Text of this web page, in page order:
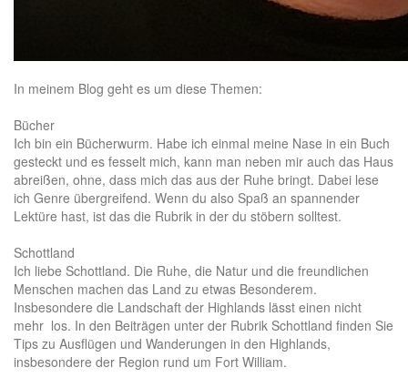
In meinem Blog geht es um diese Themen:
Bücher
Ich bin ein Bücherwurm. Habe ich einmal meine Nase in ein Buch
gesteckt und es fesselt mich, kann man neben mir auch das Haus
abreißen, ohne, dass mich das aus der Ruhe bringt. Dabei lese
ich Genre übergreifend. Wenn du also Spaß an spannender
Lektüre hast, ist das die Rubrik in der du stöbern solltest.
Schottland
Ich liebe Schottland. Die Ruhe, die Natur und die freundlichen
Menschen machen das Land zu etwas Besonderem.
Insbesondere die Landschaft der Highlands lässt einen nicht
mehr los. In den Beiträgen unter der Rubrik Schottland finden Sie
Tips zu Ausflügen und Wanderungen in den Highlands,
insbesondere der Region rund um Fort William.